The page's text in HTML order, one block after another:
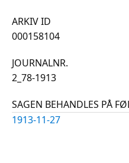
ARKIV ID
000158104
JOURNALNR.
2_78-1913
SAGEN BEHANDLES PÅ
1913-11-27